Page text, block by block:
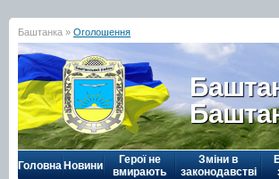
Баштанка » Оголошення
Головна Новини
Герої не
вмирають
Зміни в
законодавстві